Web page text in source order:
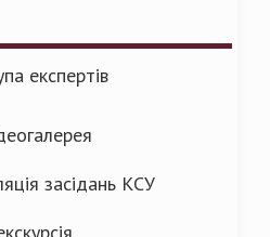
експертів
засідань КСУ